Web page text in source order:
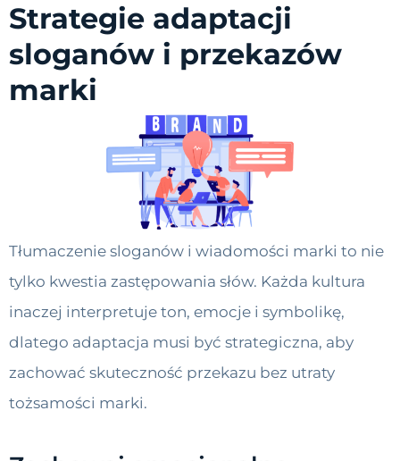
Strategie adaptacji
sloganów i przekazów
marki
Tłumaczenie sloganów i wiadomości marki to nie
tylko kwestia zastępowania słów. Każda kultura
inaczej interpretuje ton, emocje i symbolikę,
dlatego adaptacja musi być strategiczna, aby
zachować skuteczność przekazu bez utraty
tożsamości marki.